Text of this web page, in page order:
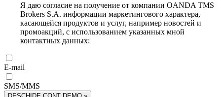
Я даю согласие на получение от компании OANDA TMS
Brokers S.A. информации маркетингового характера,
касающейся продуктов и услуг, например новостей и
промоакций, с использованием указанных мной
контактных данных:
E-mail
SMS/MMS